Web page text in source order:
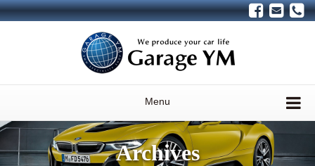
Menu
Archives